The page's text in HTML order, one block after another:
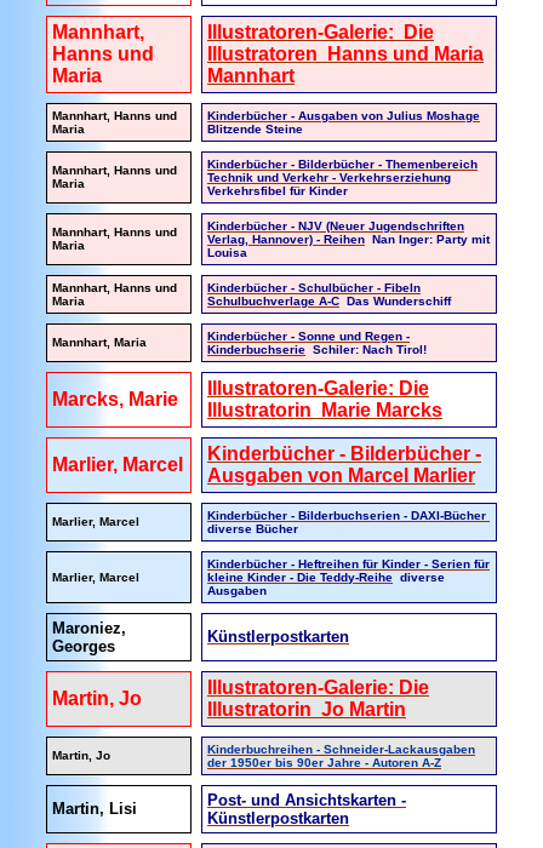
Mannhart,
Hanns und
Maria
Illustratoren-Galerie: Die
Illustratoren Hanns und Maria
Mannhart
Mannhart, Hanns und
Maria
Kinderbücher - Ausgaben von Julius Moshage
Blitzende Steine
Mannhart, Hanns und
Maria
Kinderbücher - Bilderbücher - Themenbereich
Technik und Verkehr - Verkehrserziehung
Verkehrsfibel für Kinder
Mannhart, Hanns und
Maria
Kinderbücher - NJV (Neuer Jugendschriften
Verlag, Hannover) - Reihen Nan Inger: Party mit
Louisa
Mannhart, Hanns und
Maria
Kinderbücher - Schulbücher - Fibeln
Schulbuchverlage A-C Das Wunderschiff
Mannhart, Maria
Kinderbücher - Sonne und Regen -
Kinderbuchserie Schiler: Nach Tirol!
Marcks, Marie
Illustratoren-Galerie: Die
Illustratorin Marie Marcks
Marlier, Marcel
Kinderbücher - Bilderbücher -
Ausgaben von Marcel Marlier
Marlier, Marcel
Kinderbücher - Bilderbuchserien - DAXI-Bücher
diverse Bücher
Marlier, Marcel
Kinderbücher - Heftreihen für Kinder - Serien für
kleine Kinder - Die Teddy-Reihe diverse
Ausgaben
Maroniez,
Georges
Künstlerpostkarten
Martin, Jo
Illustratoren-Galerie: Die
Illustratorin Jo Martin
Martin, Jo
Kinderbuchreihen - Schneider-Lackausgaben
der 1950er bis 90er Jahre - Autoren A-Z
Martin, Lisi
Post- und Ansichtskarten -
Künstlerpostkarten